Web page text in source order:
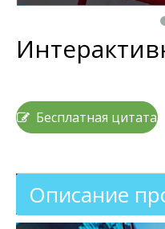
Бесплатная цитата
Описание